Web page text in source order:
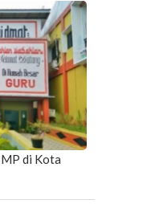
di Kota